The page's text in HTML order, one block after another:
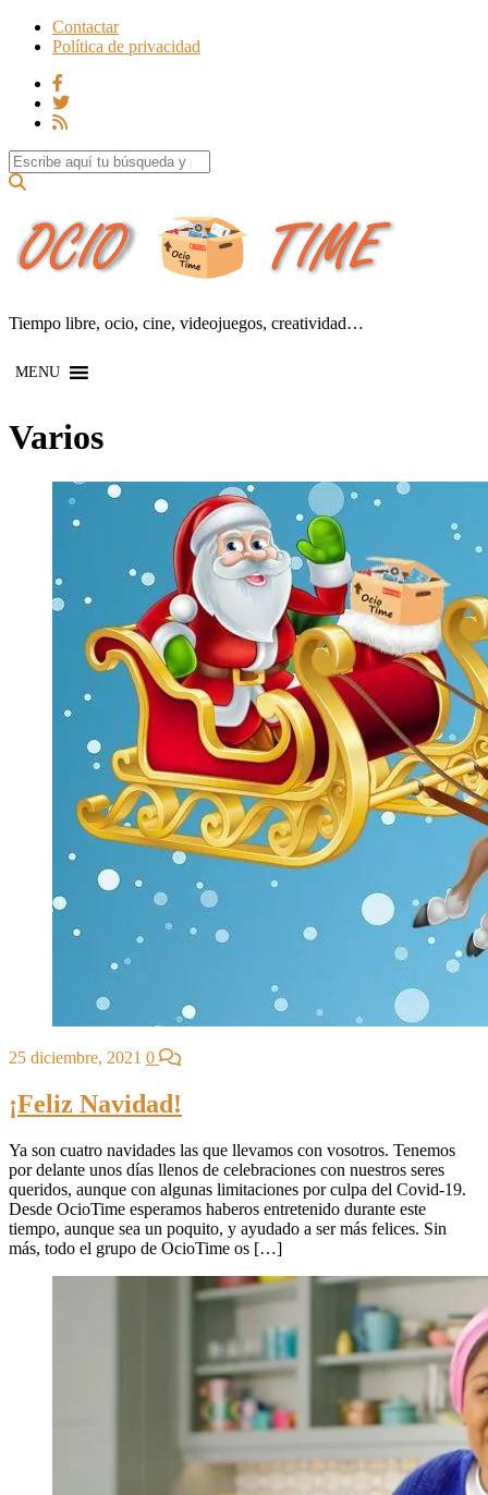
Contactar
Política de privacidad
Search for:
Tiempo libre, ocio, cine, videojuegos, creatividad…
MENU
Varios
25 diciembre, 2021 0
¡Feliz Navidad!
Ya son cuatro navidades las que llevamos con vosotros. Tenemos
por delante unos días llenos de celebraciones con nuestros seres
queridos, aunque con algunas limitaciones por culpa del Covid-19.
Desde OcioTime esperamos haberos entretenido durante este
tiempo, aunque sea un poquito, y ayudado a ser más felices. Sin
más, todo el grupo de OcioTime os […]